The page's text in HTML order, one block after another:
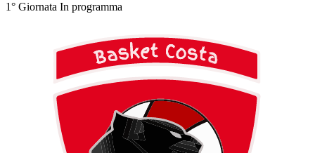
1° Giornata In programma